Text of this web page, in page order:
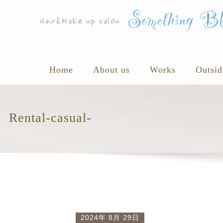
Home About us Works
Rental-casual-
2024年 8月 29日